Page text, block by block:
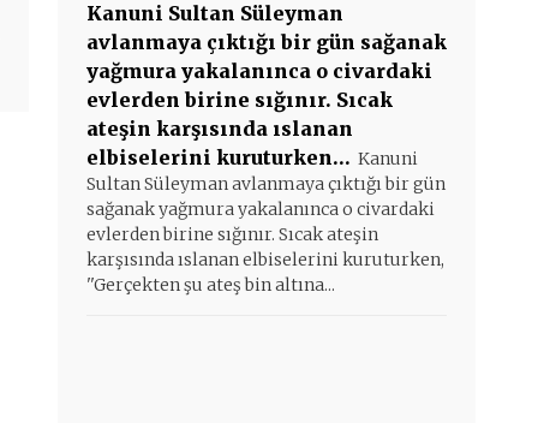
Kanuni Sultan Süleyman
avlanmaya çıktığı bir gün sağanak
yağmura yakalanınca o civardaki
evlerden birine sığınır. Sıcak
ateşin karşısında ıslanan
elbiselerini kuruturken… Kanuni
Sultan Süleyman avlanmaya çıktığı bir gün
sağanak yağmura yakalanınca o civardaki
evlerden birine sığınır. Sıcak ateşin
karşısında ıslanan elbiselerini kuruturken,
''Gerçekten şu ateş bin altına...